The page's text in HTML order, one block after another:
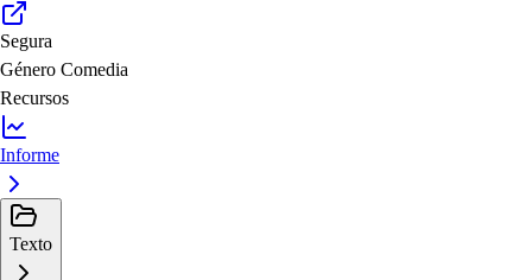
Segura
Género Comedia
Recursos
Informe
Texto